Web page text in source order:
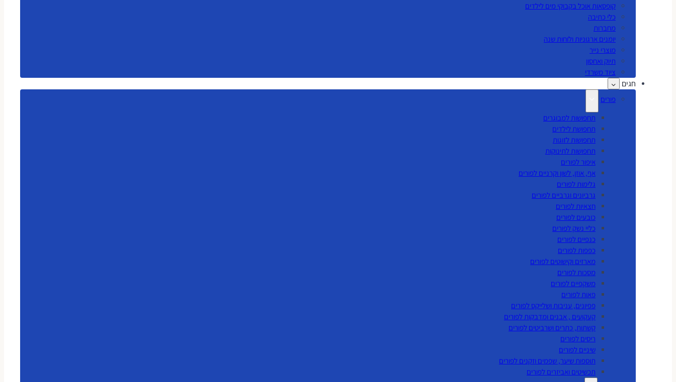
קופסאות אוכל בקבוקי מים לילדים
כלי כתיבה
מחברות
יומנים ארגוניות ולוחות שנה
מוצרי נייר
תיוק ואחסון
ציוד משרדי
חגים
פורים
תחפושות למבוגרים
תחפושת לילדים
תחפושות לזוגות
תחפושות לתינוקות
איפור לפורים
אף, אוזן, לשון וקרניים לפורים
גלימות לפורים
גרביונים וגרביים לפורים
חצאיות לפורים
כובעים לפורים
כליי נשק לפורים
כנפיים לפורים
כפפות לפורים
מארזים וקישוטים לפורים
מסכות לפורים
משקפיים לפורים
פאות לפורים
פפיונים, עניבות ושלייקס לפורים
קעקועים , אבנים ומדבקות לפורים
קשתות, כתרים ושרביטים לפורים
ריסים לפורים
שיניים לפורים
תוספות שיער, שפמים וזקנים לפורים
תכשיטים ואביזרים לפורים